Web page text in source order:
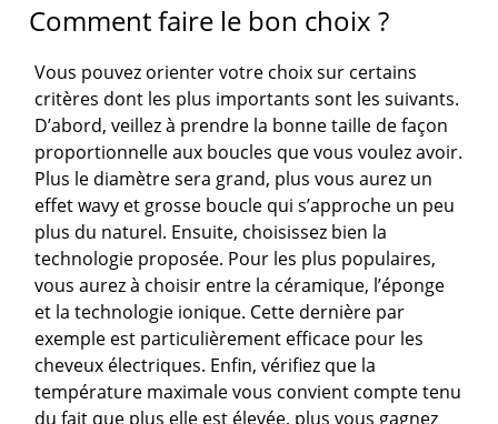
Comment faire le bon choix ?
Vous pouvez orienter votre choix sur certains
critères dont les plus importants sont les suivants.
D’abord, veillez à prendre la bonne taille de façon
proportionnelle aux boucles que vous voulez avoir.
Plus le diamètre sera grand, plus vous aurez un
effet wavy et grosse boucle qui s’approche un peu
plus du naturel. Ensuite, choisissez bien la
technologie proposée. Pour les plus populaires,
vous aurez à choisir entre la céramique, l’éponge
et la technologie ionique. Cette dernière par
exemple est particulièrement efficace pour les
cheveux électriques. Enfin, vérifiez que la
température maximale vous convient compte tenu
du fait que plus elle est élevée, plus vous gagnez